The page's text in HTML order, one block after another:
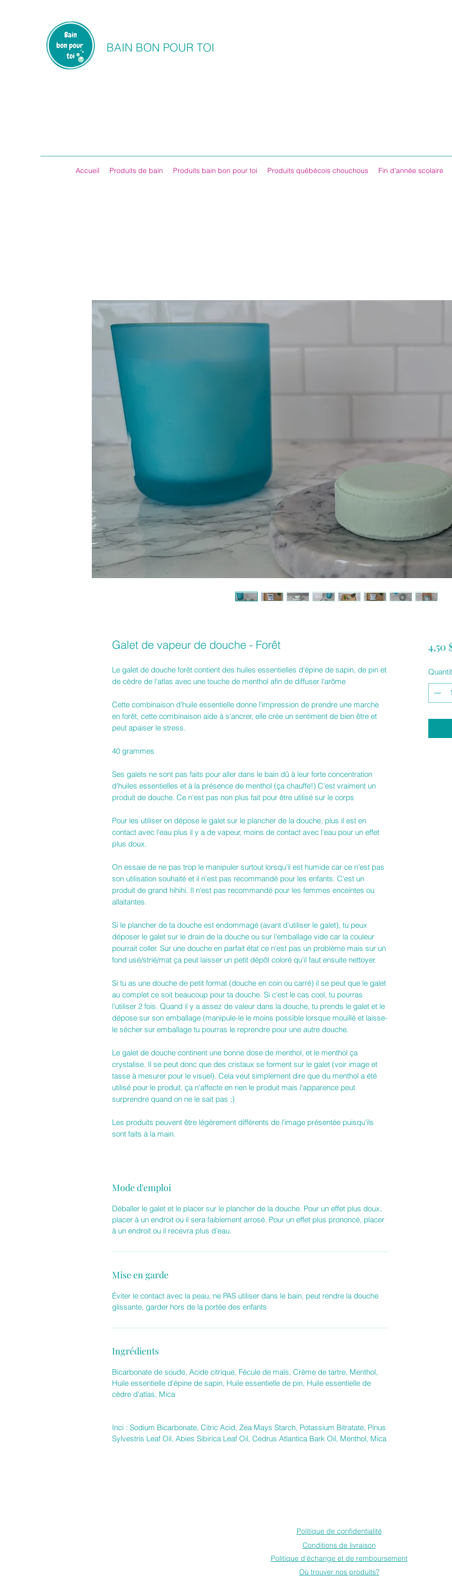
BAIN BON POUR TOI
Accueil Produits de bain Produits bain bon pour toi Produits québécois chouchous Fin d'année scolaire
Galet de vapeur de douche - Forêt
Le galet de douche forêt contient des huiles essentielles d'épine de sapin, de pin et
de cèdre de l'atlas avec une touche de menthol afin de diffuser l'arôme
Cette combinaison d'huile essentielle donne l'impression de prendre une marche
en forêt, cette combinaison aide à s'ancrer, elle crée un sentiment de bien être et
peut apaiser le stress.
40 grammes
Ses galets ne sont pas faits pour aller dans le bain dû à leur forte concentration
d'huiles essentielles et à la présence de menthol (ça chauffe!) C'est vraiment un
produit de douche. Ce n'est pas non plus fait pour être utilisé sur le corps
Pour les utiliser on dépose le galet sur le plancher de la douche, plus il est en
contact avec l'eau plus il y a de vapeur, moins de contact avec l'eau pour un effet
plus doux.
On essaie de ne pas trop le manipuler surtout lorsqu'il est humide car ce n'est pas
son utilisation souhaité et il n'est pas recommandé pour les enfants. C'est un
produit de grand hihihi. Il n'est pas recommandé pour les femmes enceintes ou
allaitantes.
Si le plancher de ta douche est endommagé (avant d'utiliser le galet), tu peux
déposer le galet sur le drain de la douche ou sur l'emballage vide car la couleur
pourrait coller. Sur une douche en parfait état ce n'est pas un problème mais sur un
fond usé/strié/mat ça peut laisser un petit dépôt coloré qu'il faut ensuite nettoyer.
Si tu as une douche de petit format (douche en coin ou carré) il se peut que le galet
au complet ce soit beaucoup pour ta douche. Si c'est le cas cool, tu pourras
l'utiliser 2 fois. Quand il y a assez de valeur dans la douche, tu prends le galet et le
dépose sur son emballage (manipule-le le moins possible lorsque mouillé et laisse-
le sécher sur emballage tu pourras le reprendre pour une autre douche.
Le galet de douche continent une bonne dose de menthol, et le menthol ça
crystalise. Il se peut donc que des cristaux se forment sur le galet (voir image et
tasse à mesurer pour le visuel). Cela veut simplement dire que du menthol a été
utilisé pour le produit, ça n'affecte en rien le produit mais l'apparence peut
surprendre quand on ne le sait pas ;)
Les produits peuvent être légèrement différents de l'image présentée puisqu'ils
sont faits à la main.
Mode d'emploi
Déballer le galet et le placer sur le plancher de la douche. Pour un effet plus doux,
placer à un endroit ou il sera faiblement arrosé. Pour un effet plus prononcé, placer
à un endroit ou il recevra plus d’eau.
Mise en garde
Éviter le contact avec la peau, ne PAS utiliser dans le bain, peut rendre la douche
glissante, garder hors de la portée des enfants
Ingrédients
Bicarbonate de soude, Acide citrique, Fécule de maïs, Crème de tartre, Menthol,
Huile essentielle d'épine de sapin, Huile essentielle de pin, Huile essentielle de
cèdre d'atlas, Mica
Inci : Sodium Bicarbonate, Citric Acid, Zea Mays Starch, Potassium Bitratate, Pinus
Sylvestris Leaf Oil, Abies Sibirica Leaf Oil, Cedrus Atlantica Bark Oil, Menthol, Mica
4,50
Politique de confidentialité
Conditions de livraison
Politique d'échange et de remboursement
Où trouver nos produits?